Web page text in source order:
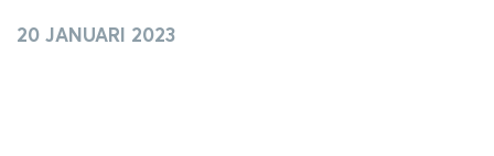
20 JANUARI 2023